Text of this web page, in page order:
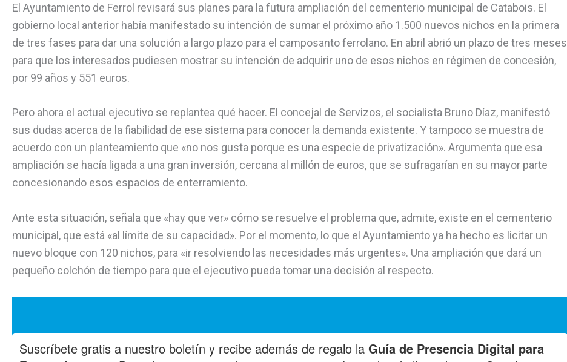
El Ayuntamiento de Ferrol revisará sus planes para la futura ampliación del cementerio municipal de Catabois. El
gobierno local anterior había manifestado su intención de sumar el próximo año 1.500 nuevos nichos en la primera
de tres fases para dar una solución a largo plazo para el camposanto ferrolano. En abril abrió un plazo de tres meses
para que los interesados pudiesen mostrar su intención de adquirir uno de esos nichos en régimen de concesión,
por 99 años y 551 euros.
Pero ahora el actual ejecutivo se replantea qué hacer. El concejal de Servizos, el socialista Bruno Díaz, manifestó
sus dudas acerca de la fiabilidad de ese sistema para conocer la demanda existente. Y tampoco se muestra de
acuerdo con un planteamiento que «no nos gusta porque es una especie de privatización». Argumenta que esa
ampliación se hacía ligada a una gran inversión, cercana al millón de euros, que se sufragarían en su mayor parte
concesionando esos espacios de enterramiento.
Ante esta situación, señala que «hay que ver» cómo se resuelve el problema que, admite, existe en el cementerio
municipal, que está «al límite de su capacidad». Por el momento, lo que el Ayuntamiento ya ha hecho es licitar un
nuevo bloque con 120 nichos, para «ir resolviendo las necesidades más urgentes». Una ampliación que dará un
pequeño colchón de tiempo para que el ejecutivo pueda tomar una decisión al respecto.